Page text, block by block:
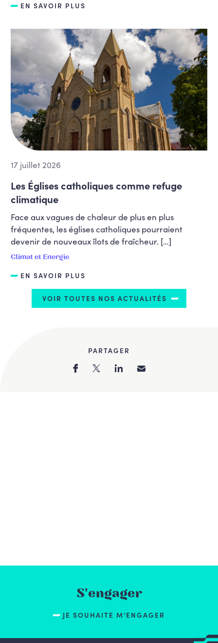
EN SAVOIR PLUS
17 juillet 2026
Les Églises catholiques comme refuge
climatique
Face aux vagues de chaleur de plus en plus
fréquentes, les églises catholiques pourraient
devenir de nouveaux îlots de fraîcheur. […]
Climat et Energie
EN SAVOIR PLUS
VOIR TOUTES NOS ACTUALITÉS
PARTAGER
S'engager
JE SOUHAITE M'ENGAGER